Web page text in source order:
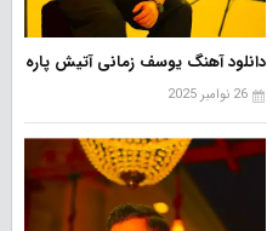
دانلود آهنگ یوسف زمانی آتیش پاره
26 نوامبر 2025